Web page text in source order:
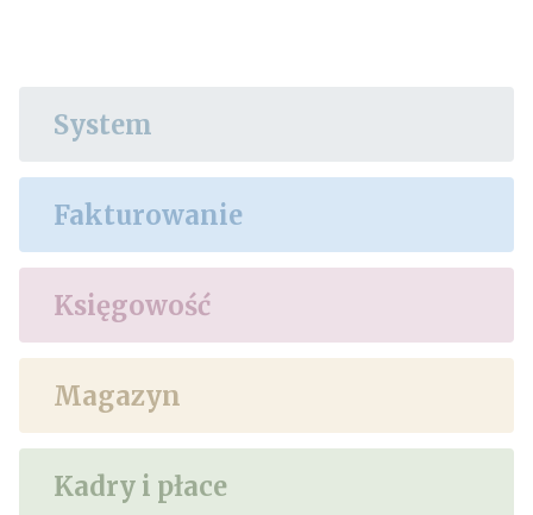
System
Fakturowanie
Księgowość
Magazyn
Kadry i płace